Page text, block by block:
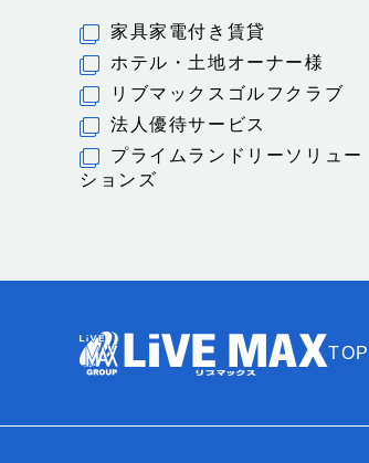
家具家電付き賃貸
ホテル・土地オーナー様
リブマックスゴルフクラブ
法人優待サービス
プライムランドリーソリュー
ションズ
TOP